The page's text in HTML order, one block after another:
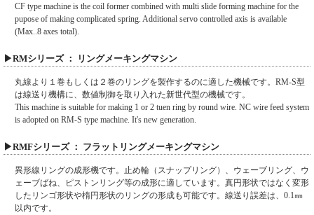
CF type machine is the coil former combined with multi slide forming machine for the
pupose of making complicated spring. Additional servo controlled axis is available
(Max..8 axes total).
▶RMシリーズ ： リングメーキングマシン
丸線より１巻もしくは２巻のリングを製作するのに適した機械です。RM-S型
は線送り機構に、数値制御を取り入れた新世代型の機械です。
This machine is suitable for making 1 or 2 tuen ring by round wire. NC wire feed system
is adopted on RM-S type machine. It's new generation.
▶RMFシリーズ ： フラットリングメーキングマシン
異形線リングの成形機です。止め輪（スナップリング）、ウェーブリング、ウ
ェーブばね、ピストンリング等の成形に適しています。真円形状ではなく変形
したリンゴ形状や楕円形状のリングの形成も可能です。線送り誤差は、0.1㎜
以内です。